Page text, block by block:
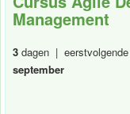
Management
3 dagen |
september